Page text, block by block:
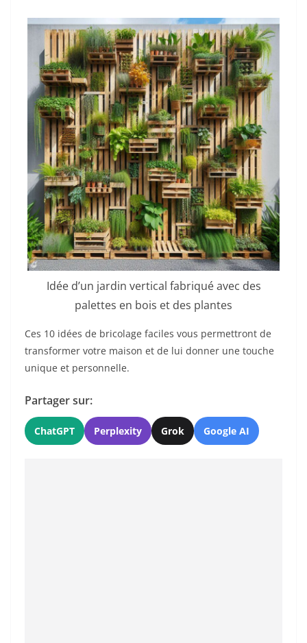
Idée d’un jardin vertical fabriqué avec des
palettes en bois et des plantes
Ces 10 idées de bricolage faciles vous permettront de
transformer votre maison et de lui donner une touche
unique et personnelle.
Partager sur:
ChatGPT Perplexity Grok Google AI